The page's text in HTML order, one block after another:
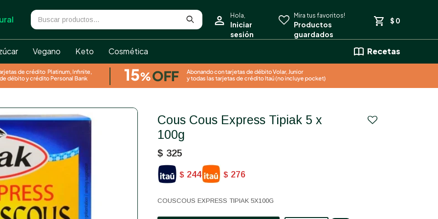
Vegano Keto Cosmética Recetas
$ 0
Cous Cous Express Tipiak 5 x
100g
$ 325
$ 244 $ 276
COUSCOUS EXPRESS TIPIAK 5X100G